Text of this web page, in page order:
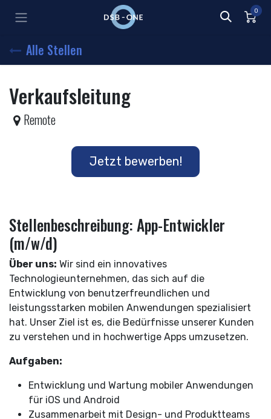
0
Alle Stellen
Verkaufsleitung
Remote
Jetzt bewerben!
Stellenbeschreibung: App-Entwickler
(m/w/d)
Über uns: Wir sind ein innovatives
Technologieunternehmen, das sich auf die
Entwicklung von benutzerfreundlichen und
leistungsstarken mobilen Anwendungen spezialisiert
hat. Unser Ziel ist es, die Bedürfnisse unserer Kunden
zu verstehen und in hochwertige Apps umzusetzen.
Aufgaben:
Entwicklung und Wartung mobiler Anwendungen
für iOS und Android
Zusammenarbeit mit Design- und Produktteams